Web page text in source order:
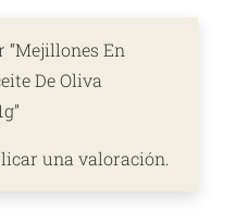
“Mejillones En
De Oliva
una valoración.